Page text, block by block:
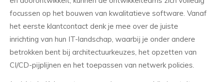
focussen op het bouwen van kwalitatieve software. Vanaf
het eerste klantcontact denk je mee over de juiste
inrichting van hun IT-landschap, waarbij je onder andere
betrokken bent bij architectuurkeuzes, het opzetten van
CI/CD-pijplijnen en het toepassen van netwerk policies.